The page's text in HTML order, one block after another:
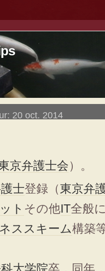
20 oct. 2014
京弁護士会）。
士登録（東京弁
ト その他IT全般
ス スキーム構築